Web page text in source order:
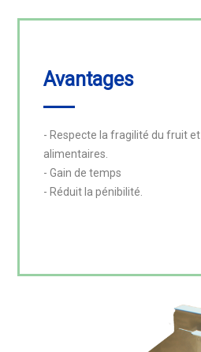
Avantages
- Respecte la fragilité du fruit
alimentaires.
- Gain de temps
- Réduit la pénibilité.